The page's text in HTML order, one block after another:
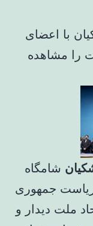
با اعضای
را مشاهده
شامگاه
ریاست جمهوری
ملت دیدار و